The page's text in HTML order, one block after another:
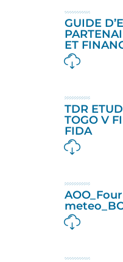
GUIDE
ET
TDR
TOGO V
FIDA